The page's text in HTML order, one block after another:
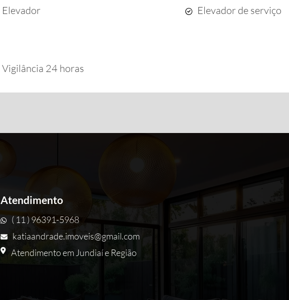
Elevador
Elevador de serviço
Vigilância 24 horas
Atendimento
( 11 ) 96391-5968
katiaandrade.imoveis@gmail.com
Atendimento em Jundiaí e Região